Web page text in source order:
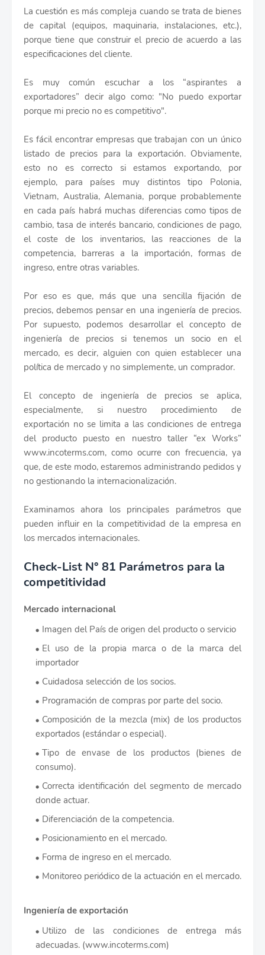
La cuestión es más compleja cuando se trata de bienes
de capital (equipos, maquinaria, instalaciones, etc.),
porque tiene que construir el precio de acuerdo a las
especificaciones del cliente.
Es muy común escuchar a los “aspirantes a
exportadores” decir algo como: "No puedo exportar
porque mi precio no es competitivo".
Es fácil encontrar empresas que trabajan con un único
listado de precios para la exportación. Obviamente,
esto no es correcto si estamos exportando, por
ejemplo, para países muy distintos tipo Polonia,
Vietnam, Australia, Alemania, porque probablemente
en cada país habrá muchas diferencias como tipos de
cambio, tasa de interés bancario, condiciones de pago,
el coste de los inventarios, las reacciones de la
competencia, barreras a la importación, formas de
ingreso, entre otras variables.
Por eso es que, más que una sencilla fijación de
precios, debemos pensar en una ingeniería de precios.
Por supuesto, podemos desarrollar el concepto de
ingeniería de precios si tenemos un socio en el
mercado, es decir, alguien con quien establecer una
política de mercado y no simplemente, un comprador.
El concepto de ingeniería de precios se aplica,
especialmente, si nuestro procedimiento de
exportación no se limita a las condiciones de entrega
del producto puesto en nuestro taller “ex Works”
www.incoterms.com, como ocurre con frecuencia, ya
que, de este modo, estaremos administrando pedidos y
no gestionando la internacionalización.
Examinamos ahora los principales parámetros que
pueden influir en la competitividad de la empresa en
los mercados internacionales.
Check-List N° 81 Parámetros para la
competitividad
Mercado internacional
Imagen del País de origen del producto o servicio
El uso de la propia marca o de la marca del
importador
Cuidadosa selección de los socios.
Programación de compras por parte del socio.
Composición de la mezcla (mix) de los productos
exportados (estándar o especial).
Tipo de envase de los productos (bienes de
consumo).
Correcta identificación del segmento de mercado
donde actuar.
Diferenciación de la competencia.
Posicionamiento en el mercado.
Forma de ingreso en el mercado.
Monitoreo periódico de la actuación en el mercado.
Ingeniería de exportación
Utilizo de las condiciones de entrega más
adecuadas. (www.incoterms.com)